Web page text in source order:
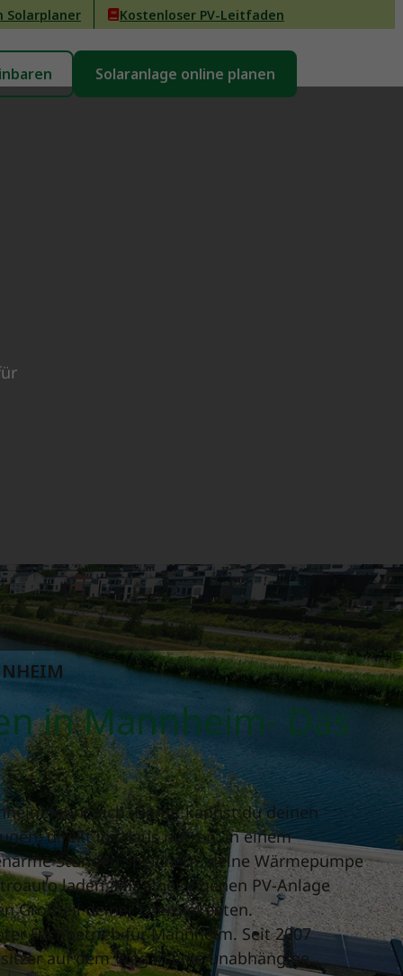
Solarplaner Kostenloser PV-Leitfaden
Solaranlage online planen
in Mannheim- Das
lohnt sich. Damit kannst du deinen
direkt im Haus nutzen, in einem
Stunden speichern, deine Wärmepumpe
laden. Mit einer eigenen PV-Anlage
Großteil deiner Energiekosten.
Fachbetrieb für Mannheim. Seit 2007
auf dem Weg in eine unabhängige